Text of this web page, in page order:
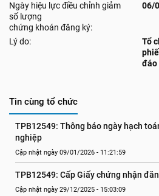
Ngày hiệu lực điều chỉnh giảm
số lượng
chứng khoán đăng ký:
06/
Lý do:
Tổ
đáo
Tin cùng tổ chức
TPB12549: Thông báo ngày hạch
nghiệp
Cập nhật ngày 09/01/2026 - 11:21:59
TPB12549: Cấp Giấy chứng nhận
Cập nhật ngày 29/12/2025 - 15:03:09